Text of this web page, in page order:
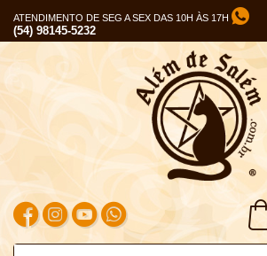
ATENDIMENTO DE SEG A SEX DAS 10H ÀS 17H
(54) 98145-5232